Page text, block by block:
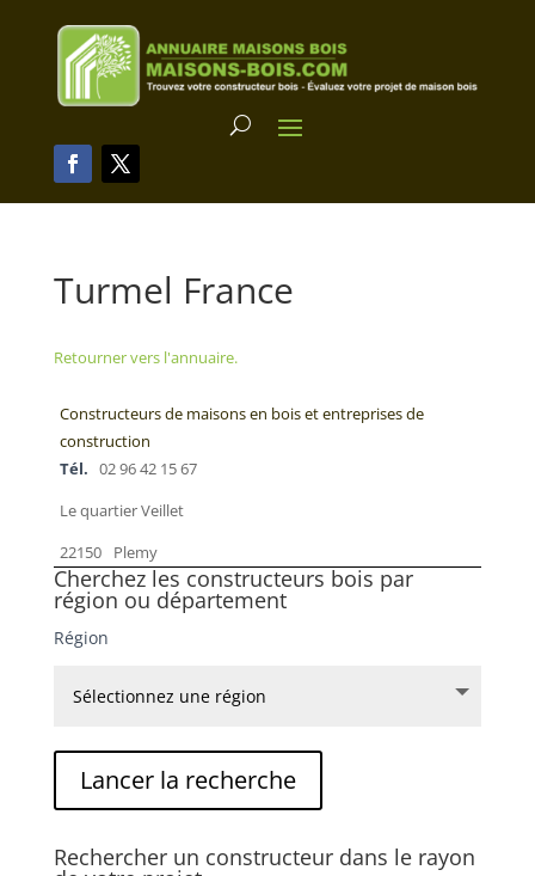
Turmel France
Retourner vers l'annuaire.
Constructeurs de maisons en bois et entreprises de
construction
Tél. 02 96 42 15 67
Le quartier Veillet
22150 Plemy
Cherchez les constructeurs bois par
région ou département
Région
Rechercher un constructeur dans le rayon